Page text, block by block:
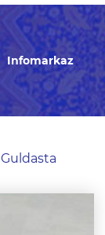
Infomarkaz
Guldasta